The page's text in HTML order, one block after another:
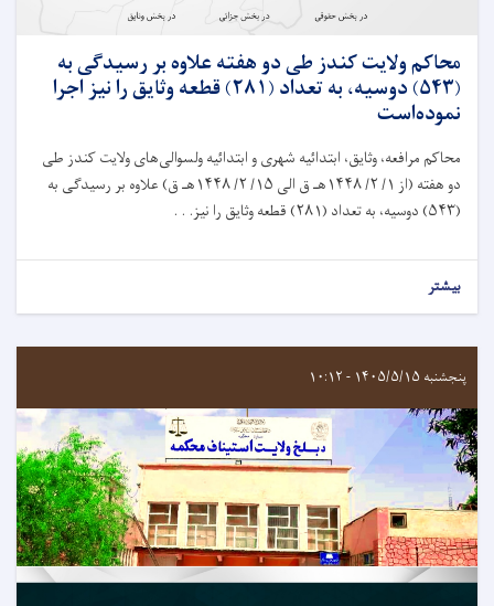
محاکم ولايت کندز طی دو هفته علاوه بر رسيدگی به
(۵۴۳) دوسیه، به تعداد (۲۸۱) قطعه وثایق را نیز اجرا
نموده‌است
محاکم مرافعه، وثايق، ابتدائیه شهرى و ابتدائیه ولسوالى‌های ولایت کندز طی
دو هفته (از ۱/ ۲/ ۱۴۴۸هـ ق الى ۱۵/ ۲/ ۱۴۴۸هـ ق) علاوه بر رسيدگی به
(۵۴۳) دوسیه، به تعداد (۲۸۱) قطعه وثایق را نیز. . .
بیشتر
پنجشنبه ۱۴۰۵/۵/۱۵ - ۱۰:۱۲